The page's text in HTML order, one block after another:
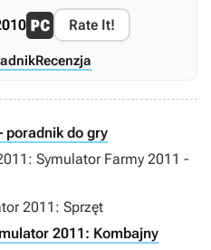
Rate It!
Recenzja
poradnik do gry
Symulator Farmy 2011 -
2011: Sprzęt
2011: Kombajny